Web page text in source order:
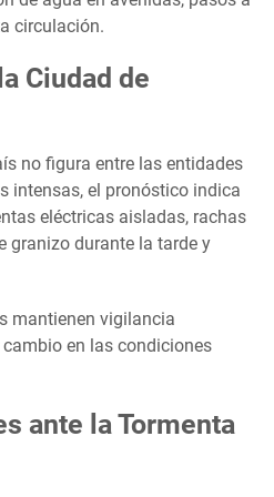
circulación.
Ciudad de
no figura entre las entidades
intensas, el pronóstico indica
eléctricas aisladas, rachas
granizo durante la tarde y
mantienen vigilancia
en las condiciones
ante la Tormenta